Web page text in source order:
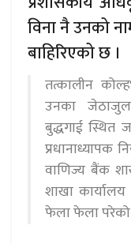
विना नै उनको
बाहिरिएको छ ।
तत्कालीन
उनका
बुद्धगाई स्थित
प्रधानाध्यापक
वाणिज्य बैंक
शाखा
फेला फेला परेको